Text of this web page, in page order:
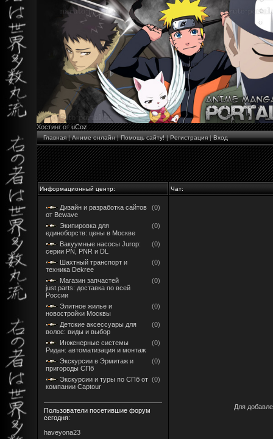
Хостинг отuCoz
Главная|Аниме онлайн|Помощь сайту!|Регистрация|Вход
Информационный центр: Чат:
Дизайн и разработка сайтов
от Bewave
(0)
Экипировка для
единоборств: цены в Москве
(0)
Вакуумные насосы Jurop:
серии PN, PNR и DL
(0)
Шахтный транспорт и
техника Dekree
(0)
Магазин запчастей
just.parts: доставка по всей
России
(0)
Элитное жилье и
новостройки Москвы
(0)
Детские аксессуары для
волос: виды и выбор
(0)
Инженерные системы
Ридан: автоматизация и монтаж
(0)
Экскурсии в Эрмитаж и
пригороды СПб
(0)
Экскурсии и туры по СПб от
компании Captour
(0)
Пользователи посетившие форум
сегодня:
haveyona23
Для